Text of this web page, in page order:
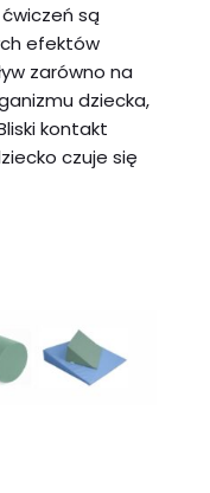
są
efektów
zarówno na
dziecka,
kontakt
czuje się